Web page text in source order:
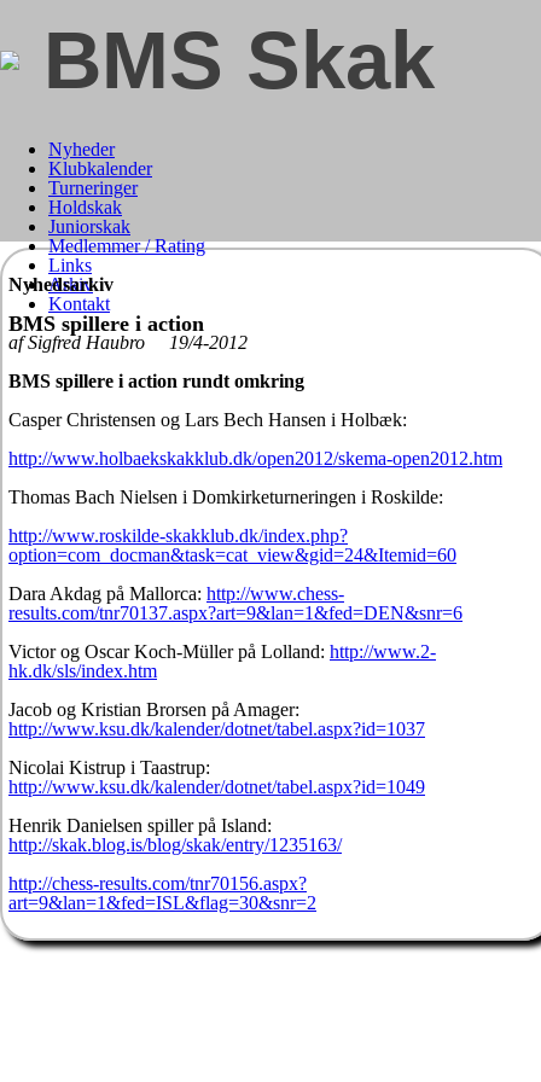
BMS Skak
Nyheder
Klubkalender
Turneringer
Holdskak
Juniorskak
Medlemmer / Rating
Links
Arkiv
Kontakt
Nyhedsarkiv
BMS spillere i action
af Sigfred Haubro 19/4-2012
BMS spillere i action rundt omkring
Casper Christensen og Lars Bech Hansen i Holbæk:
http://www.holbaekskakklub.dk/open2012/skema-open2012.htm
Thomas Bach Nielsen i Domkirketurneringen i Roskilde:
http://www.roskilde-skakklub.dk/index.php?
option=com_docman&task=cat_view&gid=24&Itemid=60
Dara Akdag på Mallorca: http://www.chess-
results.com/tnr70137.aspx?art=9&lan=1&fed=DEN&snr=6
Victor og Oscar Koch-Müller på Lolland: http://www.2-
hk.dk/sls/index.htm
Jacob og Kristian Brorsen på Amager:
http://www.ksu.dk/kalender/dotnet/tabel.aspx?id=1037
Nicolai Kistrup i Taastrup:
http://www.ksu.dk/kalender/dotnet/tabel.aspx?id=1049
Henrik Danielsen spiller på Island:
http://skak.blog.is/blog/skak/entry/1235163/
http://chess-results.com/tnr70156.aspx?
art=9&lan=1&fed=ISL&flag=30&snr=2